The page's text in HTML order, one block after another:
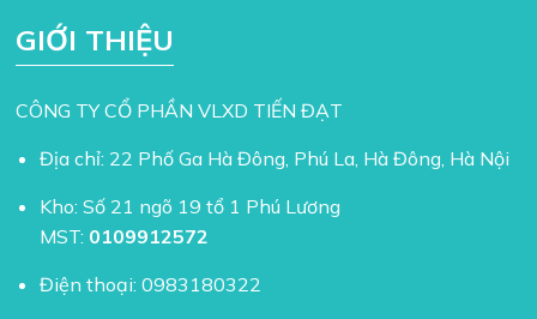
GIỚI THIỆU
CÔNG TY CỔ PHẦN VLXD TIẾN ĐẠT
Địa chỉ: 22 Phố Ga Hà Đông, Phú La, Hà Đông, Hà Nội
Kho: Số 21 ngõ 19 tổ 1 Phú Lương
MST: 0109912572
Điện thoại:0983180322